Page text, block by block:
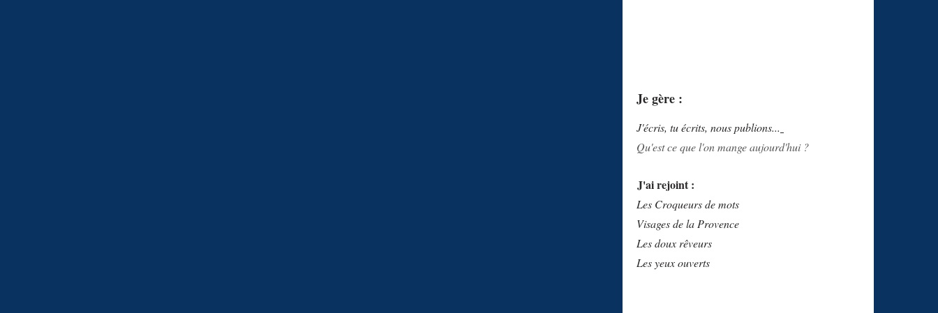
Je gère :
J'écris, tu écrits, nous publions...
Qu'est ce que l'on mange aujourd'hui ?
J'ai rejoint :
Les Croqueurs de mots
Visages de la Provence
Les doux rêveurs
Les yeux ouverts